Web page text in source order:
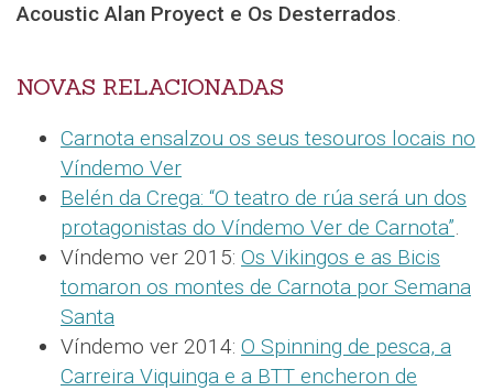
Acoustic Alan Proyect e Os Desterrados.
NOVAS RELACIONADAS
Carnota ensalzou os seus tesouros locais no
Víndemo Ver
Belén da Crega: “O teatro de rúa será un dos
protagonistas do Víndemo Ver de Carnota”.
Víndemo ver 2015: Os Vikingos e as Bicis
tomaron os montes de Carnota por Semana
Santa
Víndemo ver 2014: O Spinning de pesca, a
Carreira Viquinga e a BTT encheron de